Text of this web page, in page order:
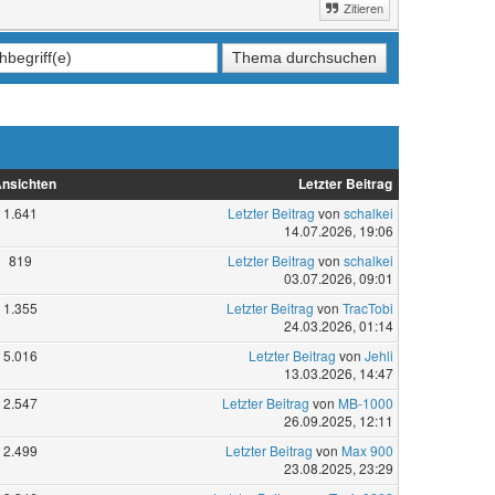
Zitieren
Letzter Beitrag
1.641 Letzter Beitrag von schalkei
14.07.2026, 19:06
819 Letzter Beitrag von schalkei
03.07.2026, 09:01
1.355 Letzter Beitrag von TracTobi
24.03.2026, 01:14
5.016 Letzter Beitrag von Jehli
13.03.2026, 14:47
2.547 Letzter Beitrag von MB-1000
26.09.2025, 12:11
2.499 Letzter Beitrag von Max 900
23.08.2025, 23:29